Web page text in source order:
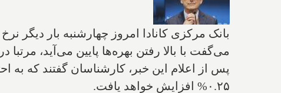
بانک مرکزی کانادا امروز چهارشنبه بار دیگر
می‌گفت با بالا رفتن بهره‌ها پایین می‌آید،
۰.۲۵% افزایش خواهد یافت.